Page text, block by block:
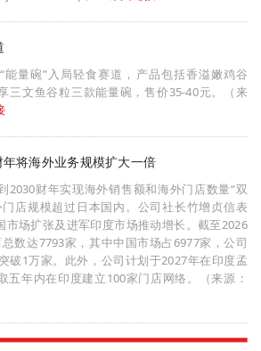
量碗”入局轻食赛道，产品包括香溢嫩鸡谷
三文鱼谷粒三款能量碗，售价35-40元。（来
将海外业务规模扩大一倍
2030财年实现海外销售额和海外门店数量“双
店规模超过日本国内。公司社长竹增贞信表
市场扩张及进军印度市场推动增长。截至2026
数达7793家，其中中国市场占6977家，公司
破1万家。此外，公司计划于2027年在印度孟
五年内在印度建立100家门店网络。（来源：